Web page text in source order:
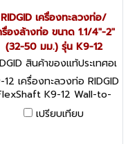
RIDGID เครื่องทะลวงท่อ/
รื่องล้างท่อ ขนาด 1.1/4"-2"
(32-50 มม.) รุ่น K9-12
สินค้าของแท้ประเทศอเ
มริกา K9-12
12 เครื่องทะลวงท่อ RIDGID
K9-12 Wall-to-
Drain Cleaning Machine
เปรียบเทียบ